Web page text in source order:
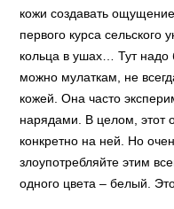
кожи создавать
первого курса сельского
кольца в ушах… Тут надо
можно мулаткам, не
кожей. Она часто
нарядами. В целом, этот
конкретно на ней. Но
злоупотребляйте этим
одного цвета – белый.